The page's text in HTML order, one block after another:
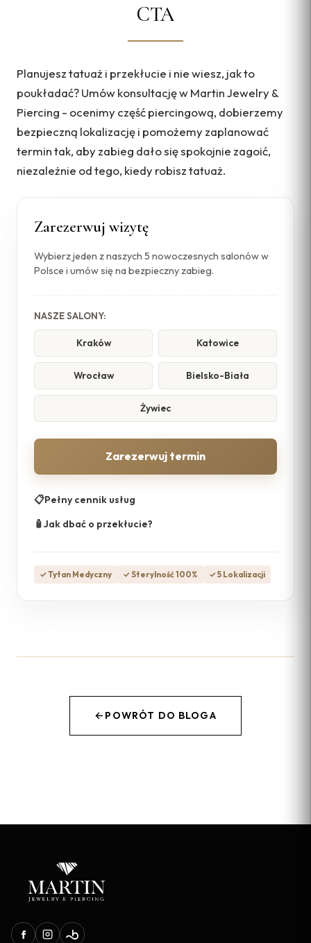
Zarezerwuj wizytę
Wybierz jeden z naszych 5 nowoczesnych salonów w
Polsce i umów się na bezpieczny zabieg.
NASZE SALONY:
Kraków Katowice
Wrocław Bielsko-Biała
Żywiec
Zarezerwuj termin
📋Pełny cennik usług
🧴Jak dbać o przekłucie?
✓ Tytan Medyczny ✓ Sterylność 100% ✓ 5 Lokalizacji
CTA
Planujesz tatuaż i przekłucie i nie wiesz, jak to
poukładać? Umów konsultację w Martin Jewelry &
Piercing - ocenimy część piercingową, dobierzemy
bezpieczną lokalizację i pomożemy zaplanować
termin tak, aby zabieg dało się spokojnie zagoić,
niezależnie od tego, kiedy robisz tatuaż.
← POWRÓT DO BLOGA